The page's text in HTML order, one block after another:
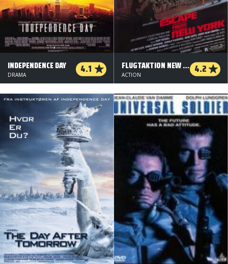
INDEPENDENCE DAY 4.1
DRAMA
FLUGTAKTION NEW YORK 4.2
ACTION